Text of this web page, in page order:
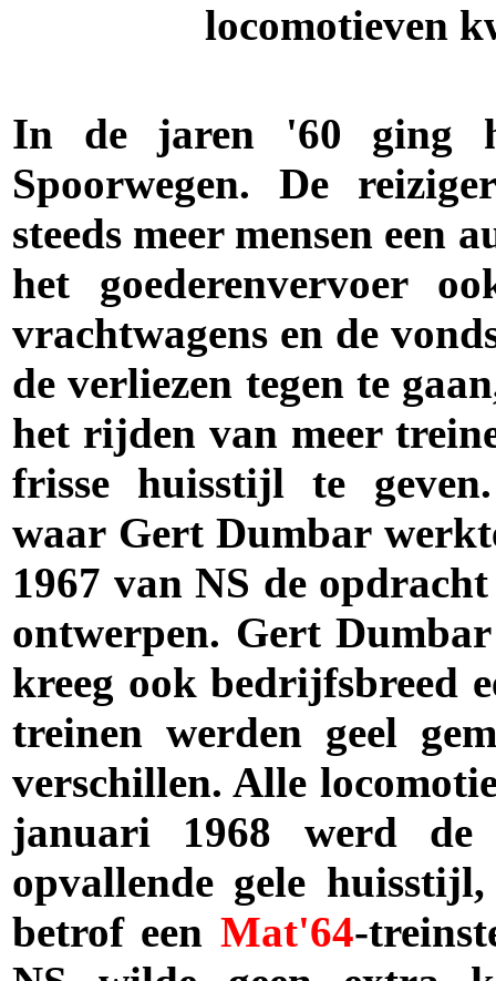
locomotieven
In de jaren '60 ging
Spoorwegen. De
steeds meer mensen een
het goederenvervoer
vrachtwagens en de
de verliezen tegen te
het rijden van meer
frisse huisstijl te
waar Gert Dumbar
1967 van NS de
ontwerpen. Gert
kreeg ook bedrijfsbreed
treinen werden geel
verschillen. Alle
januari 1968 werd de
opvallende gele
betrof een Mat'64-